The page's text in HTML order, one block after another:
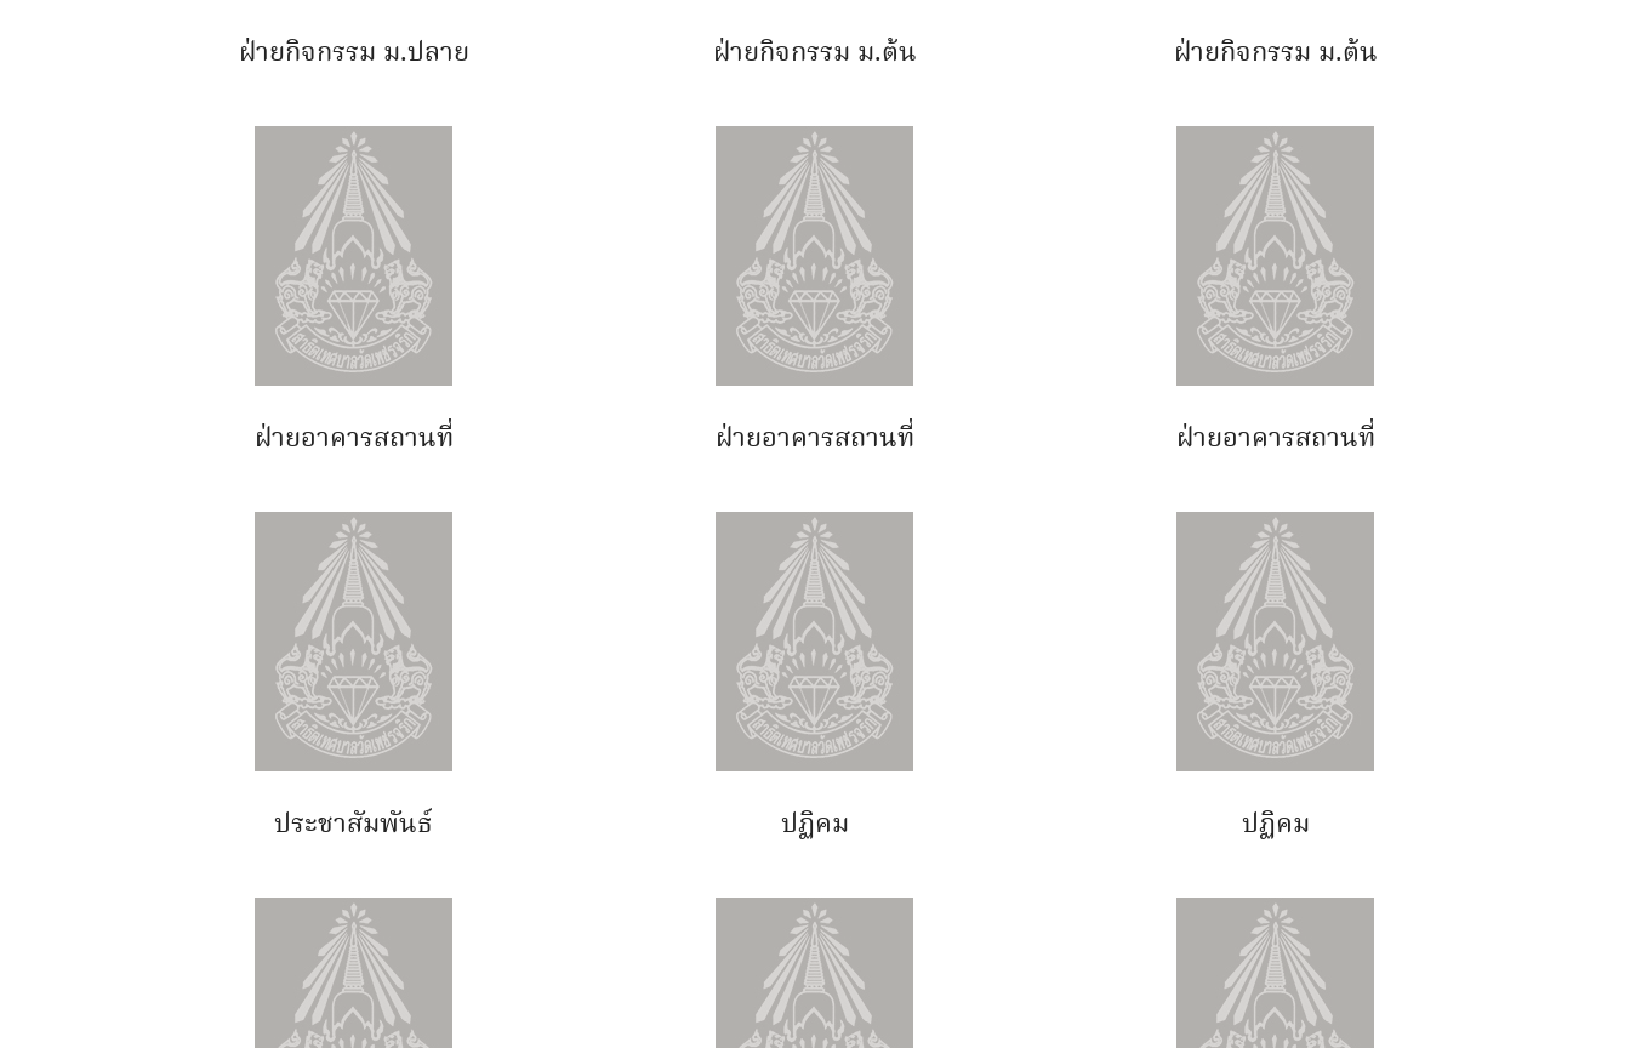
ฝ่ายกิจกรรม ม.ปลาย ฝ่ายกิจกรรม ม.ต้น ฝ่ายกิจกรรม ม.ต้น
ฝ่ายอาคารสถานที่ ฝ่ายอาคารสถานที่ ฝ่ายอาคารสถานที่
ประชาสัมพันธ์ ปฏิคม ปฏิคม